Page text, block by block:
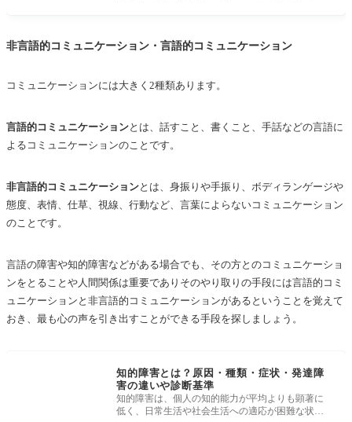
非言語的コミュニケーション・言語的コミュニケーション
コミュニケーションには大きく2種類あります。
言語的コミュニケーションとは、話すこと、書くこと、手話などの言語に
よるコミュニケーションのことです。
非言語的コミュニケーションとは、身振りや手振り、ボディランゲージや
態度、表情、仕草、視線、行動など、言葉によらないコミュニケーション
のことです。
言語の障害や知的障害などがある場合でも、その方とのコミュニケーショ
ンをとることや人間関係は重要でありそのやり取りの手段には言語的コミ
ュニケーションと非言語的コミュニケーションがあるということを覚えて
おき、最も心の声を引き出すことができる手段を探しましょう。
知的障害とは？原因・種類・症状・発達障
害の違いや診断基準
知的障害は、個人の知的能力が平均よりも顕著に
低く、日常生活や社会生活への適応が困難な状態